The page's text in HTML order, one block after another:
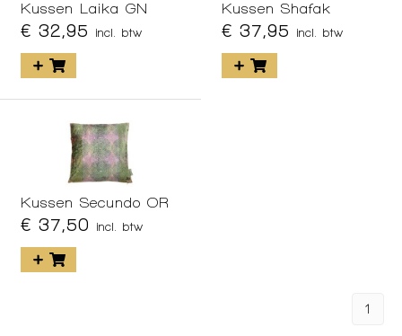
Kussen Laika GN
€ 32,95 incl. btw
Kussen Shafak
€ 37,95 incl. btw
Kussen Secundo OR
€ 37,50 incl. btw
1